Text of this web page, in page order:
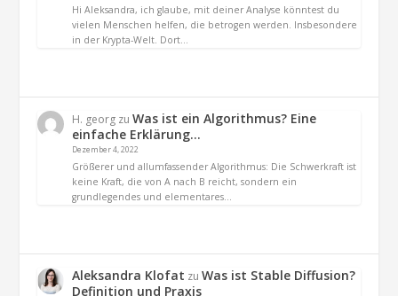
Hi Aleksandra, ich glaube, mit deiner Analyse könntest du
vielen Menschen helfen, die betrogen werden. Insbesondere
in der Krypta-Welt. Dort…
H. georg zuWas ist ein Algorithmus? Eine
einfache Erklärung…
Dezember 4, 2022
Größerer und allumfassender Algorithmus: Die Schwerkraft ist
keine Kraft, die von A nach B reicht, sondern ein
grundlegendes und elementares…
Aleksandra Klofat zuWas ist Stable Diffusion?
Definition und Praxis